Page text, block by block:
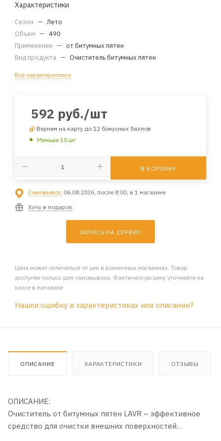
Характеристики
Сезон — Лето
Объем — 490
Применение — от битумных пятен
Вид продукта — Очиститель битумных пятен
Все характеристики
592 руб./шт
Вернем на карту до 12 бонусных баллов
Меньше 10 шт
В КОРЗИНУ
Самовывоз: 06.08.2026, после 8:00, в 1 магазине
Хочу в подарок
ЗАПИСЬ НА СЕРВИС
Цена может отличаться от цен в розничных магазинах. Товар
доступен только для самовывоза. Фактическую цену уточняйте на
кассе в магазине
Нашли ошибку в характеристиках или описании?
ОПИСАНИЕ ХАРАКТЕРИСТИКИ ОТЗЫВЫ
ОПИСАНИЕ:
Очиститель от битумных пятен LAVR – эффективное
средство для очистки внешних поверхностей